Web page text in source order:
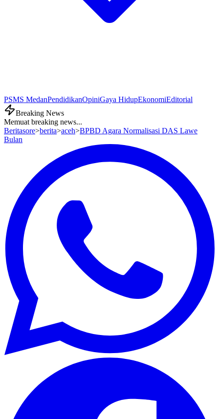
PSMS MedanPendidikanOpiniGaya HidupEkonomiEditorial
Breaking News
Memuat breaking news...
Beritasore>berita>aceh>BPBD Agara Normalisasi DAS Lawe
Bulan